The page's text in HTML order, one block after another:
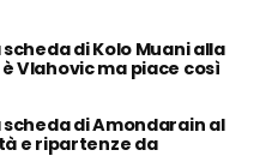
di Kolo Muani alla
Vlahovic ma piace così
di Amondarain al
e ripartenze da